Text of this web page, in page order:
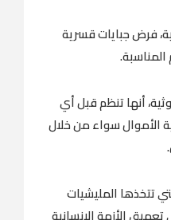
فرض جبايات قسرية
أنها تنظم قبل أي
الأموال سواء من خلال
تتخذها المليشيات